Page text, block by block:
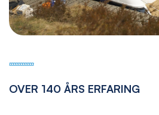
OVER 140 ÅRS ERFARING